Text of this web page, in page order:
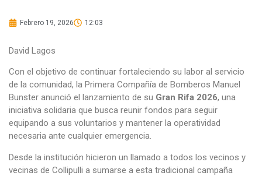
Febrero 19, 2026 12:03
David Lagos
Con el objetivo de continuar fortaleciendo su labor al servicio
de la comunidad, la Primera Compañía de Bomberos Manuel
Bunster anunció el lanzamiento de su Gran Rifa 2026, una
iniciativa solidaria que busca reunir fondos para seguir
equipando a sus voluntarios y mantener la operatividad
necesaria ante cualquier emergencia.
Desde la institución hicieron un llamado a todos los vecinos y
vecinas de Collipulli a sumarse a esta tradicional campaña